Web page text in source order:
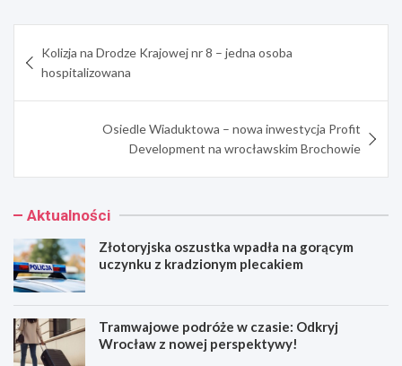
wpisu
Kolizja na Drodze Krajowej nr 8 – jedna osoba
hospitalizowana
Osiedle Wiaduktowa – nowa inwestycja Profit
Development na wrocławskim Brochowie
Aktualności
Złotoryjska oszustka wpadła na gorącym
uczynku z kradzionym plecakiem
Tramwajowe podróże w czasie: Odkryj
Wrocław z nowej perspektywy!